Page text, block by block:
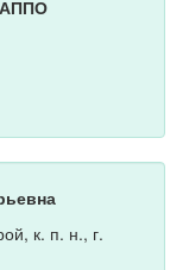
к. п. н., г.